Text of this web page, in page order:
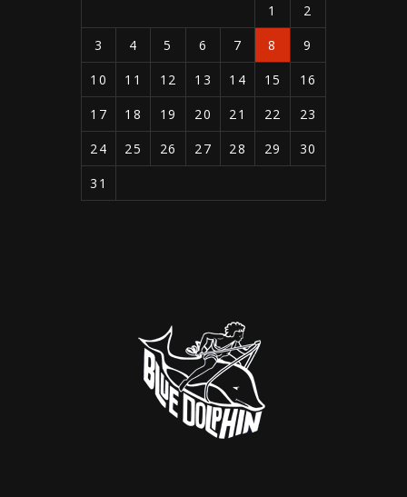
1
2
3
4 5 6 7 8
9
10
11 12 13 14 15
16
17
18 19 20 21 22
23
24
25 26 27 28 29
30
31